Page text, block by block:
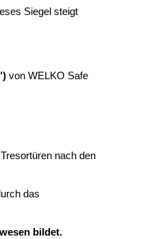
Siegel steigt
von WELKO Safe
nach den
das
bildet.